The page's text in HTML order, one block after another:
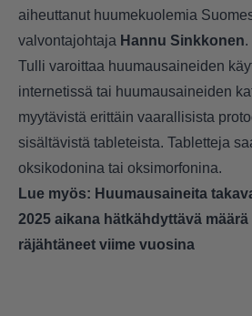
aiheuttanut huumekuolemia
valvontajohtaja Hannu Sinkkonen.
Tulli varoittaa huumausaineiden
internetissä tai huumausaineiden
myytävistä erittäin vaarallisista
sisältävistä tableteista. Tabletteja
oksikodonina tai oksimorfonina.
Lue myös: Huumausaineita
2025 aikana hätkähdyttävä määrä
räjähtäneet viime vuosina